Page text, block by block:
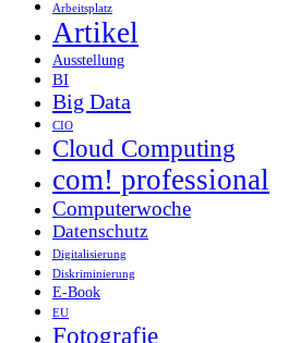
Arbeitsplatz
Artikel
Ausstellung
BI
Big Data
CIO
Cloud Computing
com! professional
Computerwoche
Datenschutz
Digitalisierung
Diskriminierung
E-Book
EU
Fotografie